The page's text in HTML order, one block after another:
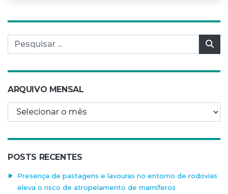
Pesquisar por:
ARQUIVO MENSAL
Arquivo mensal
POSTS RECENTES
Presença de pastagens e lavouras no entorno de rodovias
eleva o risco de atropelamento de mamíferos